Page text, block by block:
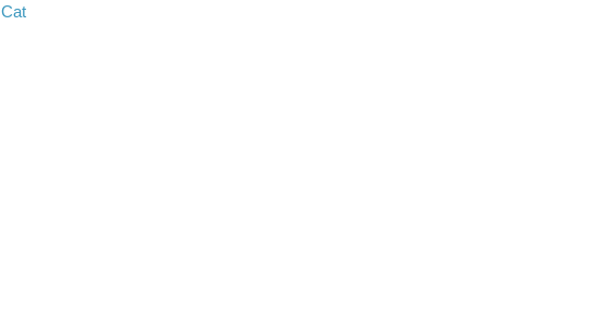
Cat